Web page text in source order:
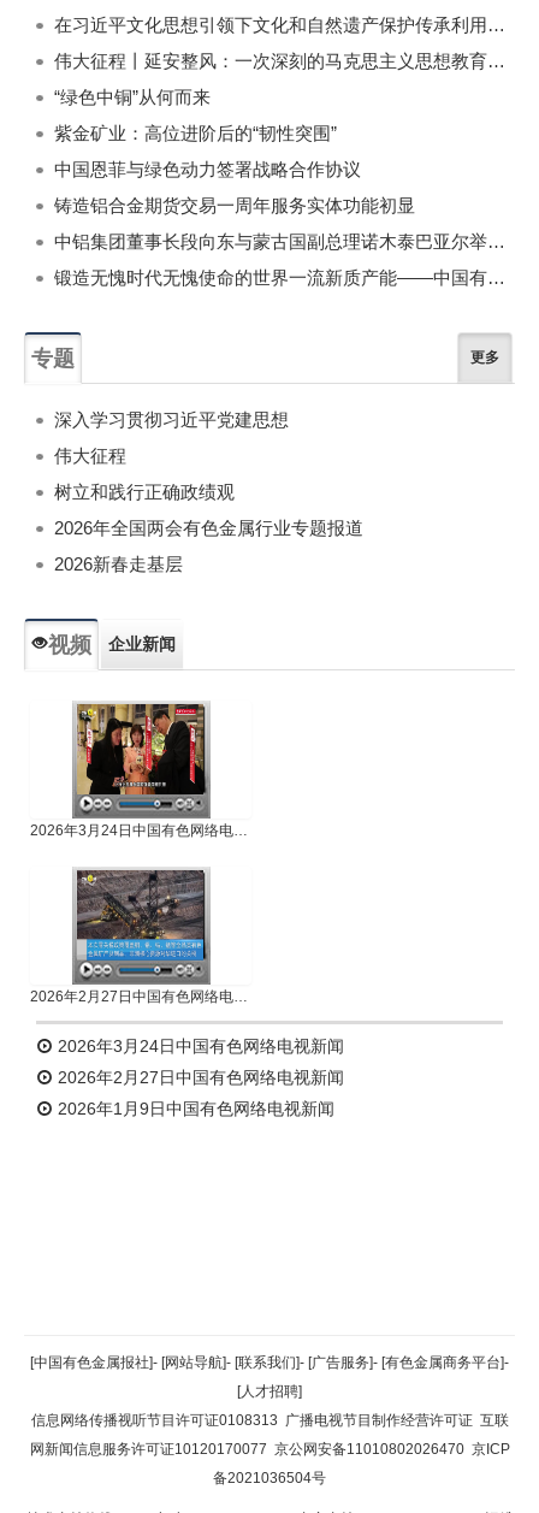
在习近平文化思想引领下文化和自然遗产保护传承利用工作开创新局面
伟大征程丨延安整风：一次深刻的马克思主义思想教育运动
“绿色中铜”从何而来
紫金矿业：高位进阶后的“韧性突围”
中国恩菲与绿色动力签署战略合作协议
铸造铝合金期货交易一周年服务实体功能初显
中铝集团董事长段向东与蒙古国副总理诺木泰巴亚尔举行会谈
锻造无愧时代无愧使命的世界一流新质产能——中国有色金属工业的战略应对与破局之道（二）
专题 更多
深入学习贯彻习近平党建思想
伟大征程
树立和践行正确政绩观
2026年全国两会有色金属行业专题报道
2026新春走基层
视频 企业新闻
2026年3月24日中国有色网络电视新闻
2026年2月27日中国有色网络电视新闻
2026年3月24日中国有色网络电视新闻
2026年2月27日中国有色网络电视新闻
2026年1月9日中国有色网络电视新闻
返回顶部
返回首页
[中国有色金属报社]- [网站导航]- [联系我们]- [广告服务]- [有色金属商务平台]-
[人才招聘]
信息网络传播视听节目许可证0108313 广播电视节目制作经营许可证 互联
网新闻信息服务许可证10120170077 京公网安备11010802026470 京ICP
备2021036504号